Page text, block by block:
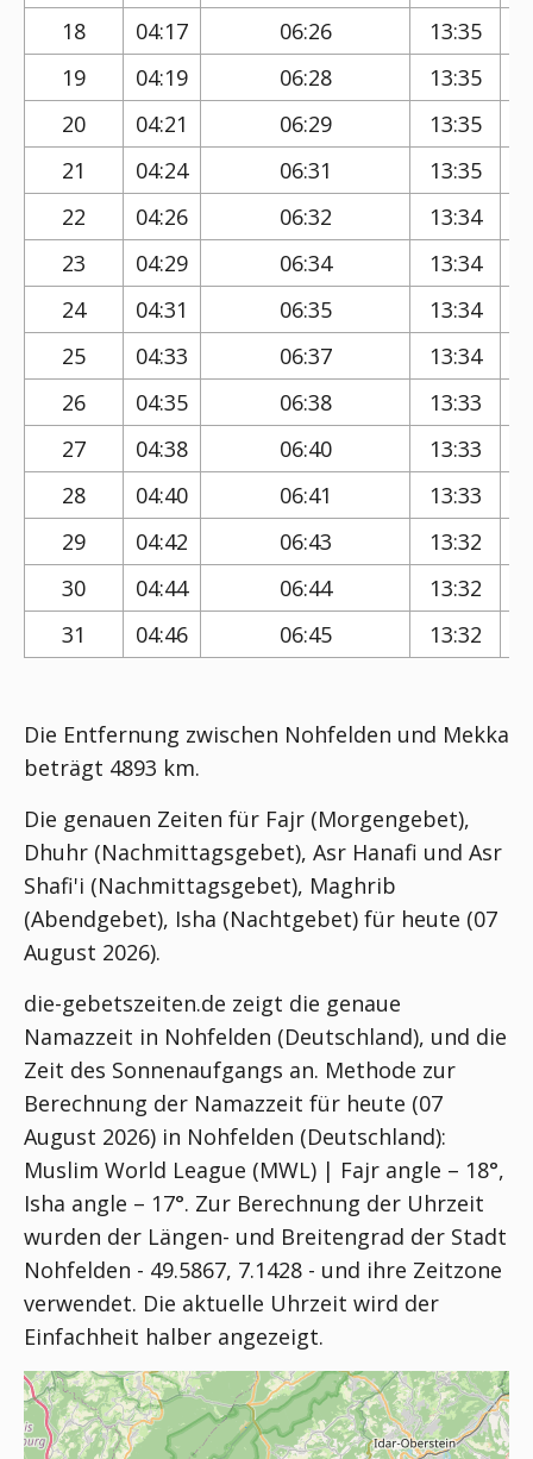
18 04:17 06:26 13:35
19
04:19 06:28 13:35
20
04:21 06:29 13:35
21
04:24 06:31 13:35
22
04:26 06:32 13:34
23
04:29 06:34 13:34
24
04:31 06:35 13:34
25
04:33 06:37 13:34
26
04:35 06:38 13:33
27
04:38 06:40 13:33
28
04:40 06:41 13:33
29
04:42 06:43 13:32
30
04:44 06:44 13:32
31
04:46 06:45 13:32
Die Entfernung zwischen Nohfelden und Mekka
beträgt 4893 km.
Die genauen Zeiten für Fajr (Morgengebet),
Dhuhr (Nachmittagsgebet), Asr Hanafi und Asr
Shafi'i (Nachmittagsgebet), Maghrib
(Abendgebet), Isha (Nachtgebet) für heute (07
August 2026).
die-gebetszeiten.de zeigt die genaue
Namazzeit in Nohfelden (Deutschland), und die
Zeit des Sonnenaufgangs an. Methode zur
Berechnung der Namazzeit für heute (07
August 2026) in Nohfelden (Deutschland):
Muslim World League (MWL) | Fajr angle – 18°,
Isha angle – 17°. Zur Berechnung der Uhrzeit
wurden der Längen- und Breitengrad der Stadt
Nohfelden - 49.5867, 7.1428 - und ihre Zeitzone
verwendet. Die aktuelle Uhrzeit wird der
Einfachheit halber angezeigt.